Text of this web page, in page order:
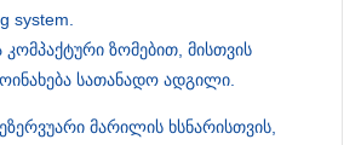
system.
კომპაქტური ზომებით, მისთვის
სათანადო ადგილი.
მარილის ხსნარისთვის,